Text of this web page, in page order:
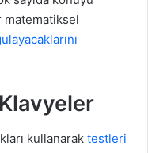
matematiksel
kullanarak testleri